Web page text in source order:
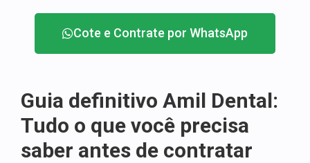
Cote e Contrate por WhatsApp
Guia definitivo Amil Dental:
Tudo o que você precisa
saber antes de contratar